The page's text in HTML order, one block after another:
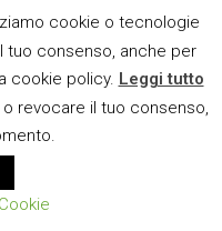
SU cookie o tecnologie
tuo consenso, anche per
cookie policy. Leggi tutto
revocare il tuo consenso,